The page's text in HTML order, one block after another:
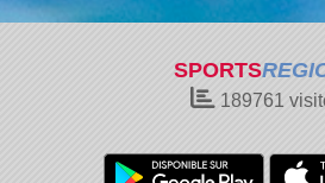
SPORTS
189761